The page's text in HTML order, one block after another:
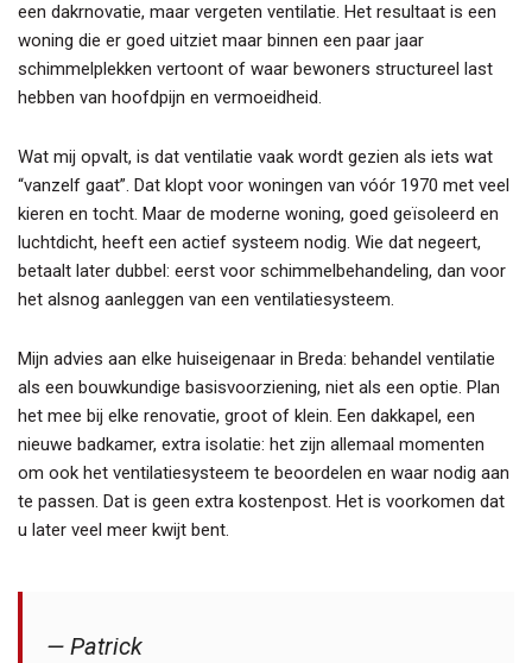
een dakrnovatie, maar vergeten ventilatie. Het resultaat is een
woning die er goed uitziet maar binnen een paar jaar
schimmelplekken vertoont of waar bewoners structureel last
hebben van hoofdpijn en vermoeidheid.
Wat mij opvalt, is dat ventilatie vaak wordt gezien als iets wat
“vanzelf gaat”. Dat klopt voor woningen van vóór 1970 met veel
kieren en tocht. Maar de moderne woning, goed geïsoleerd en
luchtdicht, heeft een actief systeem nodig. Wie dat negeert,
betaalt later dubbel: eerst voor schimmelbehandeling, dan voor
het alsnog aanleggen van een ventilatiesysteem.
Mijn advies aan elke huiseigenaar in Breda: behandel ventilatie
als een bouwkundige basisvoorziening, niet als een optie. Plan
het mee bij elke renovatie, groot of klein. Een dakkapel, een
nieuwe badkamer, extra isolatie: het zijn allemaal momenten
om ook het ventilatiesysteem te beoordelen en waar nodig aan
te passen. Dat is geen extra kostenpost. Het is voorkomen dat
u later veel meer kwijt bent.
— Patrick